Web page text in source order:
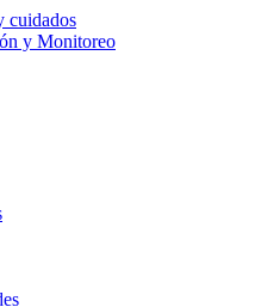
cuidados
y Monitoreo